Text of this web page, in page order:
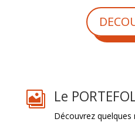
 Le
Découvrez